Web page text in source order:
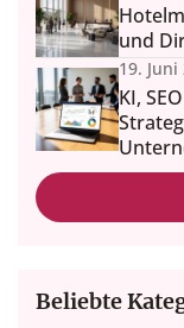
und
19. Juni
KI,
Beliebte